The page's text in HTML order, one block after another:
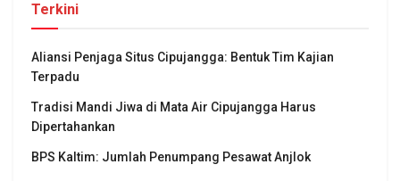
Terkini
Aliansi Penjaga Situs Cipujangga: Bentuk Tim Kajian
Terpadu
Tradisi Mandi Jiwa di Mata Air Cipujangga Harus
Dipertahankan
BPS Kaltim: Jumlah Penumpang Pesawat Anjlok